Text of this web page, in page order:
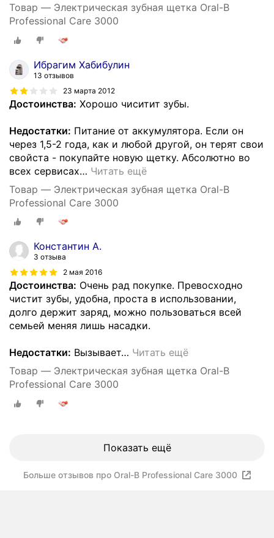
Товар — Электрическая зубная щетка Oral-B
Professional Care 3000
Ибрагим Хабибулин
13 отзывов
23 марта 2012
Достоинства: Хорошо чиситит зубы.
Недостатки: Питание от аккумулятора. Если он
через 1,5-2 года, как и любой другой, он терят свои
свойста - покупайте новую щетку. Абсолютно во
всех сервисах… Читать ещё
Товар — Электрическая зубная щетка Oral-B
Professional Care 3000
Константин А.
3 отзыва
2 мая 2016
Достоинства: Очень рад покупке. Превосходно
чистит зубы, удобна, проста в использовании,
долго держит заряд, можно пользоваться всей
семьей меняя лишь насадки.
Недостатки: Вызывает… Читать ещё
Товар — Электрическая зубная щетка Oral-B
Professional Care 3000
Показать ещё
Больше отзывов про Oral-B Professional Care 3000